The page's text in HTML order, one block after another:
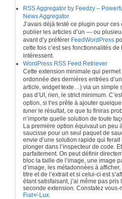
RSS Aggregator by Feedzy –
News Aggregator
J’avais déjà testé ce plugin pour ces
publier les articles d’un — ou
avant d’y préférer FeedWordPress
cette fois c’est ses fonctionnalités
intéressent.
WordPress RSS Feed Retriever
Cette extension minimale qui
ordonnée des dernières entrées
article, widget texte…) via un simple
pas d’UI, rien, le strict minimum.
option, si t’es prête à ajouter
tunerle résultat, ce que tu finiras
n’importe quelle solution de toute
La première option équivaut un peu
saucisse pour un seul paquet de
envie d’une solution rapide qui
plonger dans l’inspecteur de code.
parfaitement. On peut définir
bloc la taille de l’image, une image
d’image, les métadonnées à
titre et de l’extrait et si celui-ci est
étant satisfaisant, j’ai même pas pris
seconde extension. Constatez vous-
Fiat+⁄-Lux